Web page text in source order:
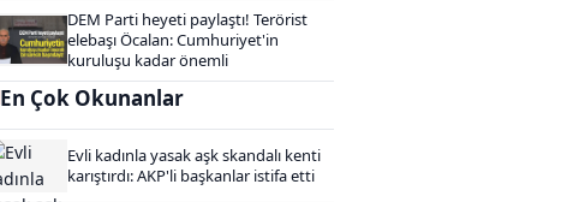
DEM Parti heyeti paylaştı! Terörist
elebaşı Öcalan: Cumhuriyet'in
kuruluşu kadar önemli
En Çok Okunanlar
Evli kadınla yasak aşk skandalı kenti
karıştırdı: AKP'li başkanlar istifa etti